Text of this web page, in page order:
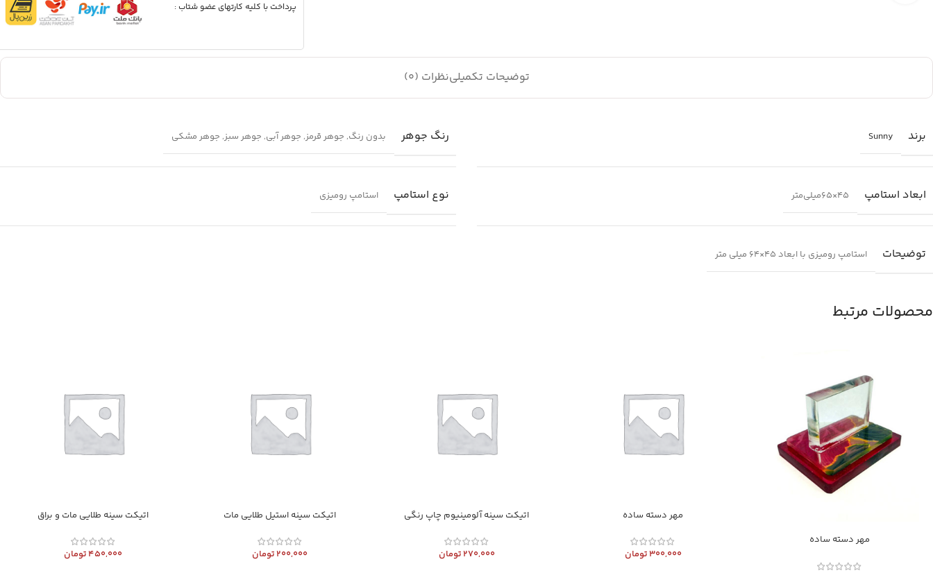
پرداخت با کلیه کارتهای عضو شتاب :
توضیحات تکمیلینظرات (0)
برند Sunny رنگ جوهر بدون رنگ, جوهر قرمز, جوهر آبی, جوهر سبز, جوهر مشکی
ابعاد استامپ 45×65‌میلی‌متر نوع استامپ استامپ رومیزی
توضیحات استامپ رومیزی با ابعاد 45×64 میلی متر
محصولات مرتبط
مهر دسته ساده
مهر دسته ساده
300,000تومان
اتیکت سینه آلومینیوم چاپ رنگی
270,000تومان
اتیکت سینه استیل طلایی مات
200,000تومان
اتیکت سینه طلایی مات و براق
450,000تومان